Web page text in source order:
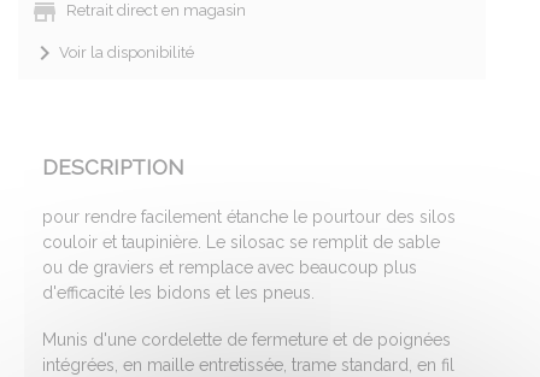
Retrait direct en magasin
Voir la disponibilité
DESCRIPTION
pour rendre facilement étanche le pourtour des silos
couloir et taupinière. Le silosac se remplit de sable
ou de graviers et remplace avec beaucoup plus
d'efficacité les bidons et les pneus.
Munis d'une cordelette de fermeture et de poignées
intégrées, en maille entretissée, trame standard, en fil